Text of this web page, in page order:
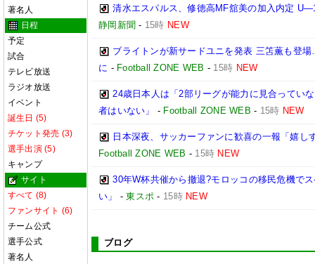
著名人
日程
予定
試合
テレビ放送
ラジオ放送
イベント
誕生日 (5)
チケット発売 (3)
選手出演 (5)
キャンプ
サイト
すべて (8)
ファンサイト (6)
チーム公式
選手公式
著名人
清水エスパルス、修徳高MF舘美の加入内定
静岡新聞 - 15時 NEW
ブライトンが新サードユニを発表 三笘薫も登
に - Football ZONE WEB - 15時 NEW
24歳日本人は「2部リーグが能力に見合ってい
者はいない」
- Football ZONE WEB - 15時 NEW
日本深夜、サッカーファンに歓喜の一報「嬉
Football ZONE WEB - 15時 NEW
30年W杯共催から撤退?モロッコの移民危機で
い」
-東スポ - 15時 NEW
ブログ